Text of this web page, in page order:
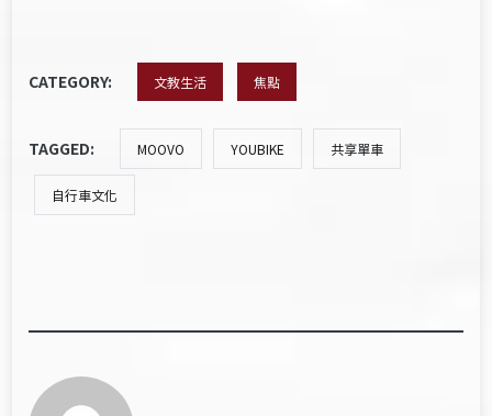
CATEGORY: 文教生活 焦點
TAGGED: MOOVO YOUBIKE 共享單車
自行車文化